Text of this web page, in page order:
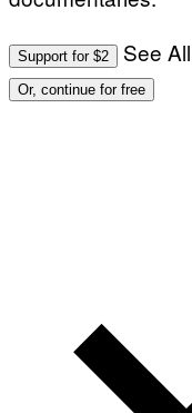
Support for $2 See
Or, continue for free